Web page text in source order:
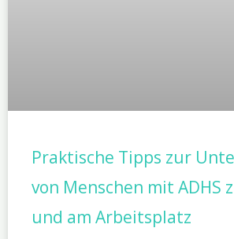
Praktische Tipps zur
von Menschen mit ADHS
und am Arbeitsplatz